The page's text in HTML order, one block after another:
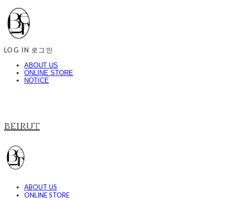
LOG IN 로그인
ABOUT US
ONLINE STORE
NOTICE
beirut
ABOUT US
ONLINE STORE